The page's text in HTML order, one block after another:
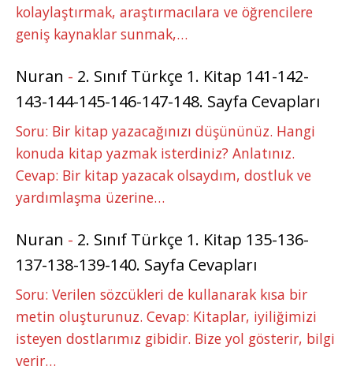
kolaylaştırmak, araştırmacılara ve öğrencilere
geniş kaynaklar sunmak,…
Nuran - 2. Sınıf Türkçe 1. Kitap 141-142-
143-144-145-146-147-148. Sayfa Cevapları
Soru: Bir kitap yazacağınızı düşününüz. Hangi
konuda kitap yazmak isterdiniz? Anlatınız.
Cevap: Bir kitap yazacak olsaydım, dostluk ve
yardımlaşma üzerine…
Nuran - 2. Sınıf Türkçe 1. Kitap 135-136-
137-138-139-140. Sayfa Cevapları
Soru: Verilen sözcükleri de kullanarak kısa bir
metin oluşturunuz. Cevap: Kitaplar, iyiliğimizi
isteyen dostlarımız gibidir. Bize yol gösterir, bilgi
verir…